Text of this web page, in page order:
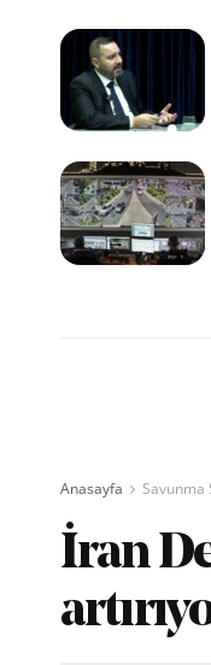
Anasayfa Savunma
İran